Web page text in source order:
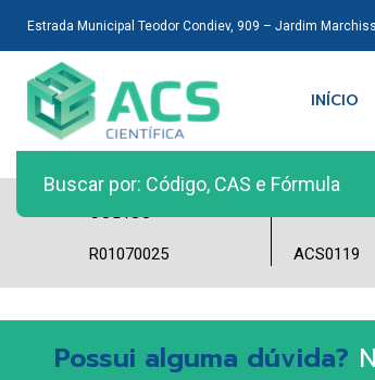
Estrada Municipal Teodor Condiev, 909 – Jardim
INÍCIO
R01070025 ACS0119
Possui alguma dúvida?